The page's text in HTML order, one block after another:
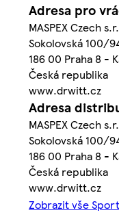
Adresa pro
MASPEX Czech
Sokolovská 100/
186 00 Praha 8 -
Česká republika
www.drwitt.cz
Adresa
MASPEX Czech
Sokolovská 100/
186 00 Praha 8 -
Česká republika
www.drwitt.cz
Zobrazit vše